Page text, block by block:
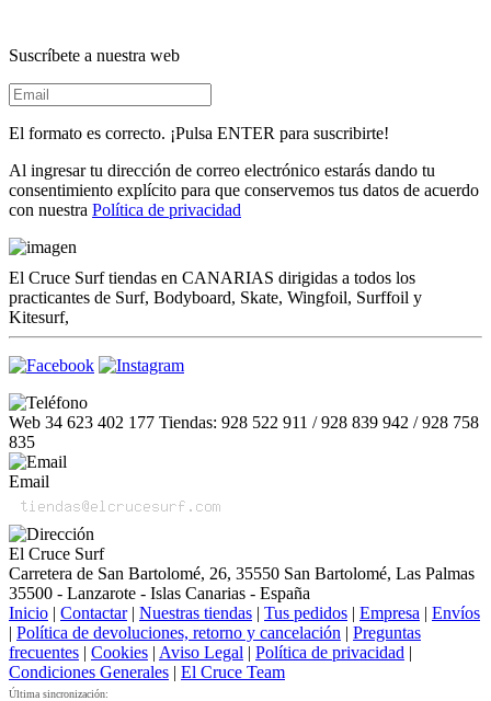
Suscríbete a nuestra web
El formato es correcto. ¡Pulsa ENTER para suscribirte!
Al ingresar tu dirección de correo electrónico estarás dando tu
consentimiento explícito para que conservemos tus datos de acuerdo
con nuestra Política de privacidad
El Cruce Surf tiendas en CANARIAS dirigidas a todos los
practicantes de Surf, Bodyboard, Skate, Wingfoil, Surffoil y
Kitesurf,
Web 34 623 402 177 Tiendas: 928 522 911 / 928 839 942 / 928 758
835
Email
El Cruce Surf
Carretera de San Bartolomé, 26, 35550 San Bartolomé, Las Palmas
35500 - Lanzarote - Islas Canarias - España
Inicio | Contactar | Nuestras tiendas | Tus pedidos | Empresa | Envíos
| Política de devoluciones, retorno y cancelación | Preguntas
frecuentes | Cookies | Aviso Legal | Política de privacidad |
Condiciones Generales | El Cruce Team
Última sincronización: